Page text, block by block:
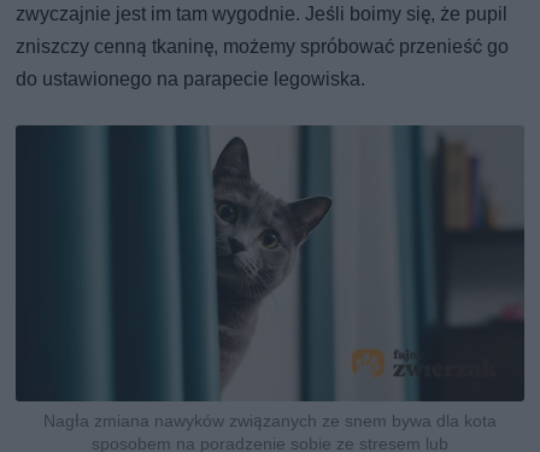
zwyczajnie jest im tam wygodnie. Jeśli boimy się, że pupil
zniszczy cenną tkaninę, możemy spróbować przenieść go
do ustawionego na parapecie legowiska.
Nagła zmiana nawyków związanych ze snem bywa dla kota
sposobem na poradzenie sobie ze stresem lub